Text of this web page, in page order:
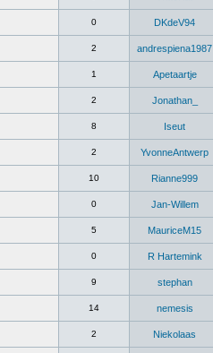
0 DKdeV94
2 andrespiena1987
1 Apetaartje
2 Jonathan_
8 Iseut
2 YvonneAntwerp
10 Rianne999
0 Jan-Willem
5 MauriceM15
0 R Hartemink
9 stephan
14 nemesis
2 Niekolaas